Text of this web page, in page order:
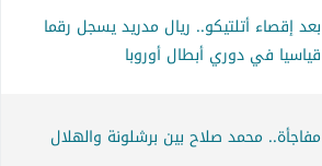
بعد إقصاء أتلتيكو.. ريال مدريد يسجل رقما
قياسيا في دوري أبطال أوروبا
مفاجأة.. محمد صلاح بين برشلونة والهلال